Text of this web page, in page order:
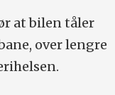
at bilen tåler
over lengre